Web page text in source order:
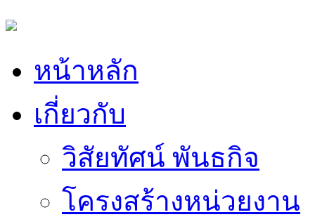
หน้าหลัก
เกี่ยวกับ
วิสัยทัศน์ พันธกิจ
โครงสร้างหน่วยงาน